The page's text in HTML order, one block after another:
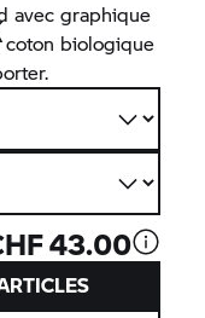
avec graphique
biologique
43.00